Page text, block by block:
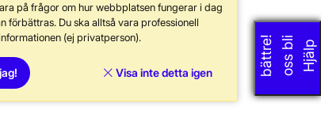
på frågor om hur webbplatsen fungerar i dag
förbättras. Du ska alltså vara professionell
(ej privatperson).
Visa inte detta igen
H
j
ä
l
p
o
s
s
b
l
i b
ä
t
t
r
e
!